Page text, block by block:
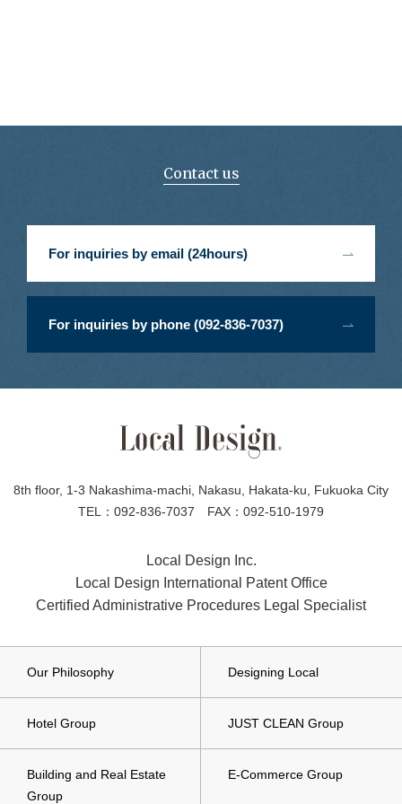
Contact us
For inquiries by email (24hours)
For inquiries by phone (092-836-7037)
8th floor, 1-3 Nakashima-machi, Nakasu, Hakata-ku, Fukuoka City
TEL：092-836-7037 FAX：092-510-1979
Local Design Inc.
Local Design International Patent Office
Certified Administrative Procedures Legal Specialist
Our Philosophy Designing Local
Hotel Group JUST CLEAN Group
Building and Real Estate
Group
E-Commerce Group